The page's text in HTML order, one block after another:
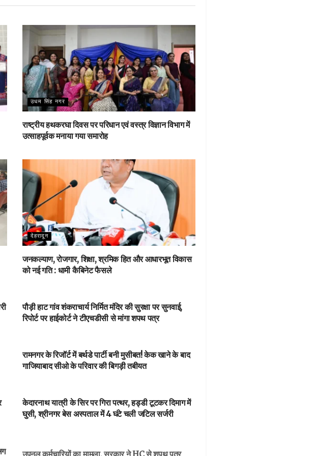
उधम सिंह नगर
राष्ट्रीय हथकरघा दिवस पर परिधान एवं वस्त्र विज्ञान विभाग में
उत्साहपूर्वक मनाया गया समारोह
देहरादून
जनकल्याण, रोजगार, शिक्षा, श्रमिक हित और आधारभूत विकास
को नई गति : धामी कैबिनेट फैसले
पौड़ी हाट गांव शंकराचार्य निर्मित मंदिर की सुरक्षा पर सुनवाई,
रिपोर्ट पर हाईकोर्ट ने टीएचडीसी से मांगा शपथ पत्र
रामनगर के रिजॉर्ट में बर्थडे पार्टी बनी मुसीबत! केक खाने के बाद
गाजियाबाद सीओ के परिवार की बिगड़ी तबीयत
केदारनाथ यात्री के सिर पर गिरा पत्थर, हड्डी टूटकर दिमाग में
घुसी, श्रीनगर बेस अस्पताल में 4 घंटे चली जटिल सर्जरी
उपनल कर्मचारियों का मामला, सरकार ने HC से शपथ पत्र